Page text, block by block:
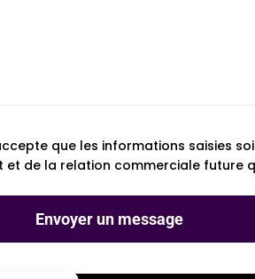
que les informations saisies
et de la relation commerciale future